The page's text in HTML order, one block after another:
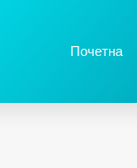
Почетна